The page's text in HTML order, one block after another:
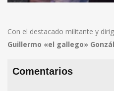
Con el destacado militante y
Guillermo «el gallego»
Comentarios